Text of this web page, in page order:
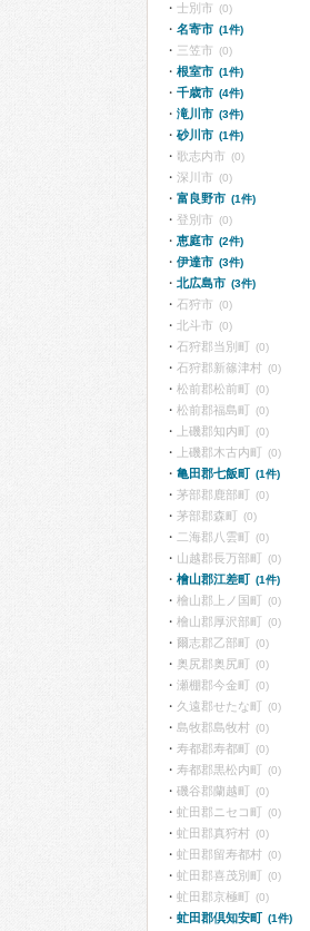
士別市 (0)
名寄市 (1件)
三笠市 (0)
根室市 (1件)
千歳市 (4件)
滝川市 (3件)
砂川市 (1件)
歌志内市 (0)
深川市 (0)
富良野市 (1件)
登別市 (0)
恵庭市 (2件)
伊達市 (3件)
北広島市 (3件)
石狩市 (0)
北斗市 (0)
石狩郡当別町 (0)
石狩郡新篠津村 (0)
松前郡松前町 (0)
松前郡福島町 (0)
上磯郡知内町 (0)
上磯郡木古内町 (0)
亀田郡七飯町 (1件)
茅部郡鹿部町 (0)
茅部郡森町 (0)
二海郡八雲町 (0)
山越郡長万部町 (0)
檜山郡江差町 (1件)
檜山郡上ノ国町 (0)
檜山郡厚沢部町 (0)
爾志郡乙部町 (0)
奥尻郡奥尻町 (0)
瀬棚郡今金町 (0)
久遠郡せたな町 (0)
島牧郡島牧村 (0)
寿都郡寿都町 (0)
寿都郡黒松内町 (0)
磯谷郡蘭越町 (0)
虻田郡ニセコ町 (0)
虻田郡真狩村 (0)
虻田郡留寿都村 (0)
虻田郡喜茂別町 (0)
虻田郡京極町 (0)
虻田郡倶知安町 (1件)